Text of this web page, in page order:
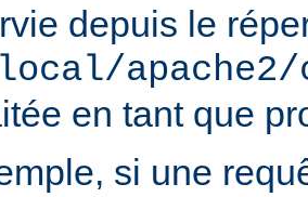
depuis le
en tant que
si une